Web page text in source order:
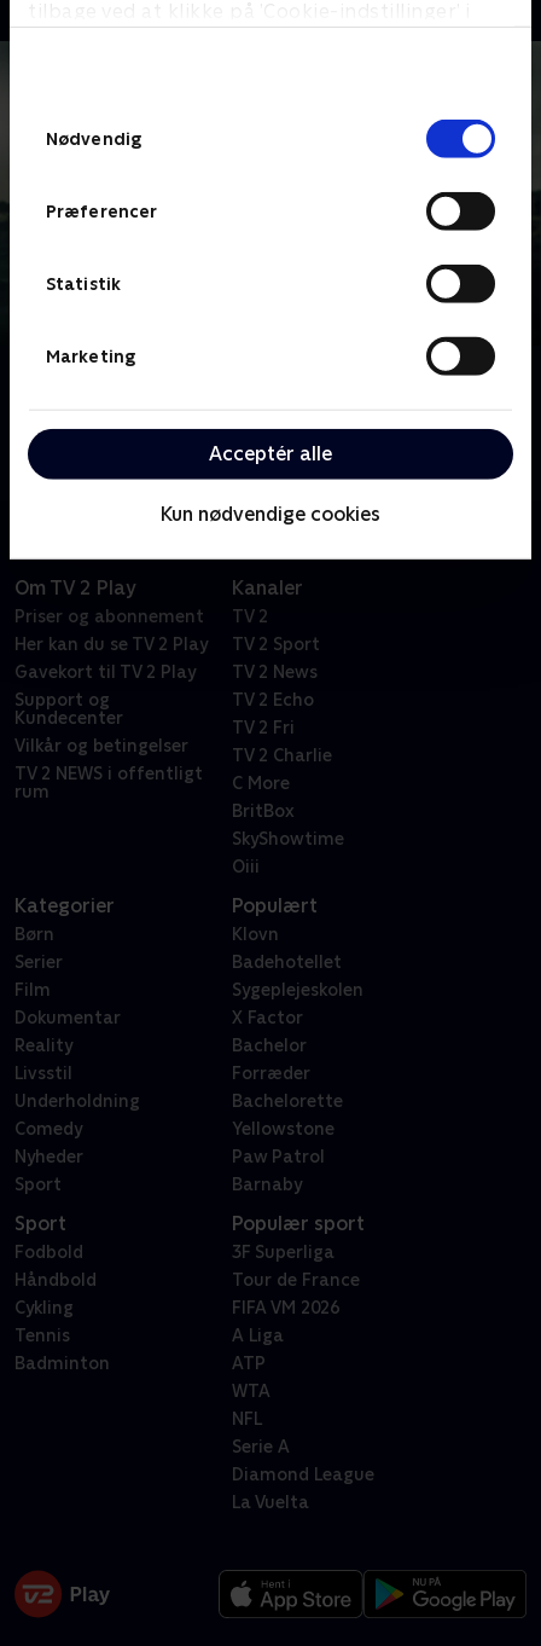
tilbage ved at klikke på ’Cookie-indstillinger’ i
Nødvendig
Præferencer
Statistik
Marketing
Acceptér alle
Kun nødvendige cookies
assistent efterforsker mord begået rundt i hele
Midsomer-regionen.
Om TV 2 Play
Priser og abonnement
Her kan du se TV 2 Play
Gavekort til TV 2 Play
Support og
Kundecenter
Vilkår og betingelser
TV 2 NEWS i offentligt
rum
Kanaler
TV 2
TV 2 Sport
TV 2 News
TV 2 Echo
TV 2 Fri
TV 2 Charlie
C More
BritBox
SkyShowtime
Oiii
Kategorier
Børn
Serier
Film
Dokumentar
Reality
Livsstil
Underholdning
Comedy
Nyheder
Sport
Populært
Klovn
Badehotellet
Sygeplejeskolen
X Factor
Bachelor
Forræder
Bachelorette
Yellowstone
Paw Patrol
Barnaby
Sport
Fodbold
Håndbold
Cykling
Tennis
Badminton
Populær sport
3F Superliga
Tour de France
FIFA VM 2026
A Liga
ATP
WTA
NFL
Serie A
Diamond League
La Vuelta